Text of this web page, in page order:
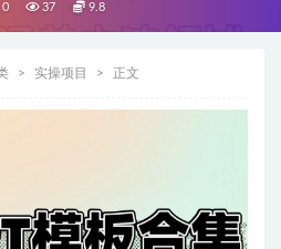
0 37 9.8
实操项目 正文